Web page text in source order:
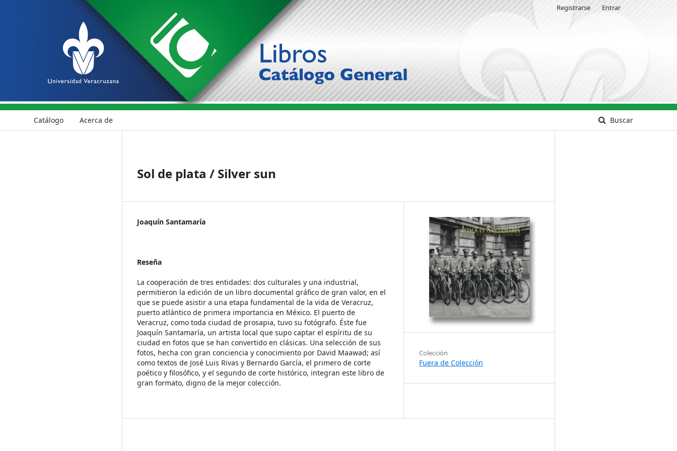
Catálogo Acerca de Buscar
Registrarse Entrar
Sol de plata / Silver sun
Joaquín Santamaría
Reseña
La cooperación de tres entidades: dos culturales y una industrial,
permitieron la edición de un libro documental gráfico de gran valor, en el
que se puede asistir a una etapa fundamental de la vida de Veracruz,
puerto atlántico de primera importancia en México. El puerto de
Veracruz, como toda ciudad de prosapia, tuvo su fotógrafo. Éste fue
Joaquín Santamaría, un artista local que supo captar el espíritu de su
ciudad en fotos que se han convertido en clásicas. Una selección de sus
fotos, hecha con gran conciencia y conocimiento por David Maawad; así
como textos de José Luis Rivas y Bernardo García, el primero de corte
poético y filosófico, y el segundo de corte histórico, integran este libro de
gran formato, digno de la mejor colección.
Colección
Fuera de Colección